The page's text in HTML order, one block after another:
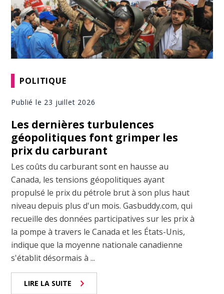
POLITIQUE
Publié le 23 juillet 2026
Les dernières turbulences
géopolitiques font grimper les
prix du carburant
Les coûts du carburant sont en hausse au
Canada, les tensions géopolitiques ayant
propulsé le prix du pétrole brut à son plus haut
niveau depuis plus d'un mois. Gasbuddy.com, qui
recueille des données participatives sur les prix à
la pompe à travers le Canada et les États-Unis,
indique que la moyenne nationale canadienne
s'établit désormais à ...
LIRE LA SUITE